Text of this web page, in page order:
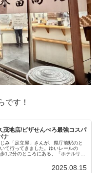
です！
茂地店/ピザせんべろ最強コスパ
ナ
み「足立屋」さんが、県庁前駅のと
て行ってきました。ゆいレールの
1,2分のところにある、「ホテルリビ
立屋」「大衆酒場足立屋」「大衆ピ
ブースみたいになっていました。
2025.08.15